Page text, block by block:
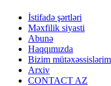
İstifadə şərtləri
Məxfilik siyasti
Abunə
Haqqımızda
Bizim
Arxiv
CONTACT AZ